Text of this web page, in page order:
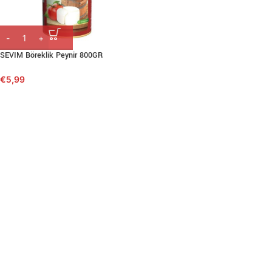
SEVIM Böreklik Peynir 800GR
€5,99